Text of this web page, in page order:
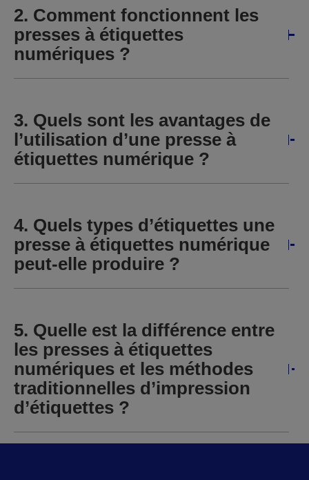
2. Comment fonctionnent les
presses à étiquettes
numériques ?
3. Quels sont les avantages de
l’utilisation d’une presse à
étiquettes numérique ?
4. Quels types d’étiquettes une
presse à étiquettes numérique
peut-elle produire ?
5. Quelle est la différence entre
les presses à étiquettes
numériques et les méthodes
traditionnelles d’impression
d’étiquettes ?